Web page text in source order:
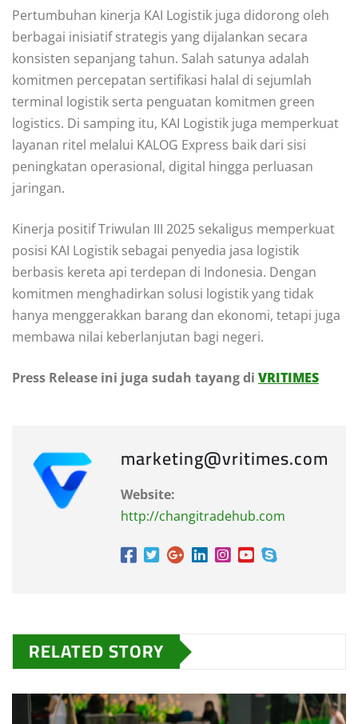
Pertumbuhan kinerja KAI Logistik juga didorong oleh
berbagai inisiatif strategis yang dijalankan secara
konsisten sepanjang tahun. Salah satunya adalah
komitmen percepatan sertifikasi halal di sejumlah
terminal logistik serta penguatan komitmen green
logistics. Di samping itu, KAI Logistik juga memperkuat
layanan ritel melalui KALOG Express baik dari sisi
peningkatan operasional, digital hingga perluasan
jaringan.
Kinerja positif Triwulan III 2025 sekaligus memperkuat
posisi KAI Logistik sebagai penyedia jasa logistik
berbasis kereta api terdepan di Indonesia. Dengan
komitmen menghadirkan solusi logistik yang tidak
hanya menggerakkan barang dan ekonomi, tetapi juga
membawa nilai keberlanjutan bagi negeri.
Press Release ini juga sudah tayang di VRITIMES
marketing@vritimes.com
Website:
http://changitradehub.com
RELATED STORY